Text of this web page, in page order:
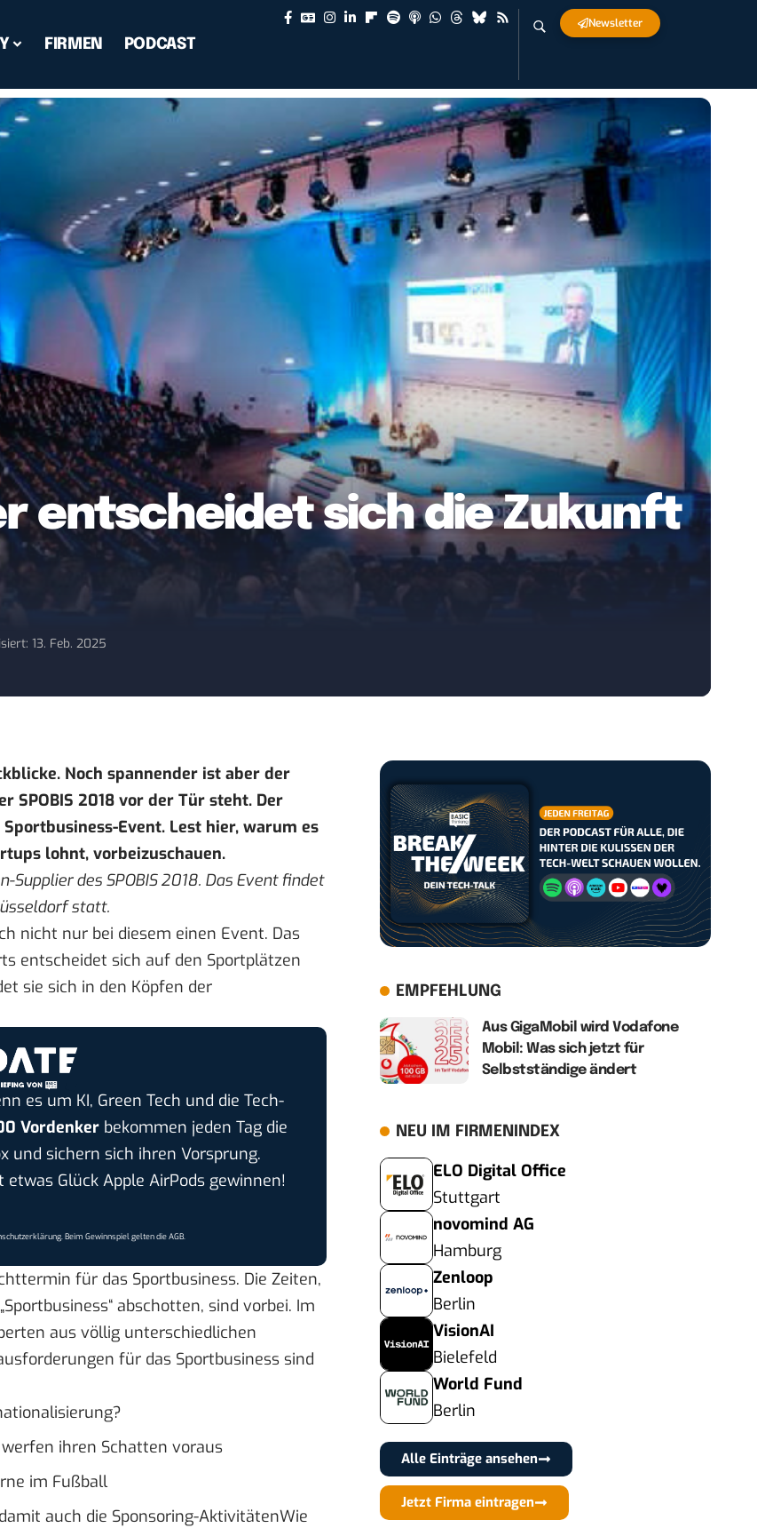
FIRMEN PODCAST
Newsletter
entscheidet sich die Zukunft
13. Feb. 2025
Noch spannender ist aber der
SPOBIS 2018 vor der Tür steht. Der
Event. Lest hier, warum es
lohnt, vorbeizuschauen.
des SPOBIS 2018. Das Event findet
statt.
nicht nur bei diesem einen Event. Das
entscheidet sich auf den Sportplätzen
sie sich in den Köpfen der
es um KI, Green Tech und die Tech-
Vordenkerbekommen jeden Tag die
und sichern sich ihren Vorsprung.
Glück Apple AirPods gewinnen!
. Beim Gewinnspiel gelten dieAGB.
für das Sportbusiness. Die Zeiten,
abschotten, sind vorbei. Im
aus völlig unterschiedlichen
für das Sportbusiness sind
ihren Schatten voraus
im Fußball
auch die Sponsoring-AktivitätenWie
EMPFEHLUNG
Aus GigaMobil wird Vodafone
Mobil: Was sich jetzt für
Selbstständige ändert
NEU IM FIRMENINDEX
ELO Digital Office
Stuttgart
novomind AG
Hamburg
Zenloop
Berlin
VisionAI
Bielefeld
World Fund
Berlin
Alle Einträge ansehen
Jetzt Firma eintragen